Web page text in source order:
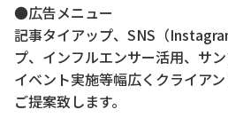
●広告メニュー
記事タイアップ、SNS（
プ、インフルエンサー活用、サン
イベント実施等幅広くクライア
ご提案致します。